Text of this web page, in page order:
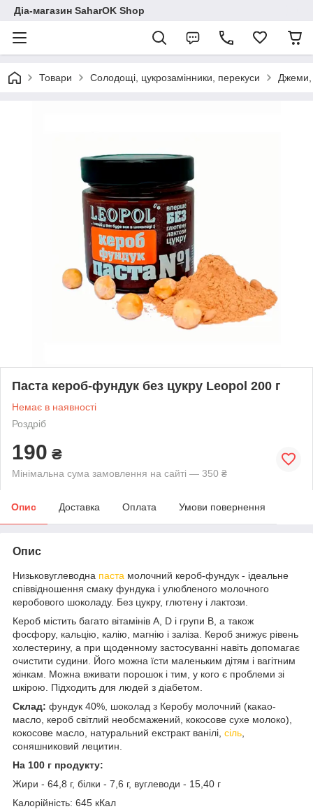
Діа-магазин SaharOK Shop
Товари Солодощі, цукрозамінники, перекуси Джеми,
Паста кероб-фундук без цукру Leopol 200 г
Немає в наявності
Роздріб
190 ₴
Мінімальна сума замовлення на сайті — 350 ₴
Опис Доставка Оплата Умови повернення
Опис
Низьковуглеводна паста молочний кероб-фундук - ідеальне
співвідношення смаку фундука і улюбленого молочного
керобового шоколаду. Без цукру, глютену і лактози.
Кероб містить багато вітамінів А, D і групи В, а також
фосфору, кальцію, калію, магнію і заліза. Кероб знижує рівень
холестерину, а при щоденному застосуванні навіть допомагає
очистити судини. Його можна їсти маленьким дітям і вагітним
жінкам. Можна вживати порошок і тим, у кого є проблеми зі
шкірою. Підходить для людей з діабетом.
Склад: фундук 40%, шоколад з Керобу молочний (какао-
масло, кероб світлий необсмажений, кокосове сухе молоко),
кокосове масло, натуральний екстракт ванілі, сіль
соняшниковий лецитин.
На 100 г продукту:
Жири - 64,8 г, білки - 7,6 г, вуглеводи - 15,40 г
Калорійність: 645 кКал